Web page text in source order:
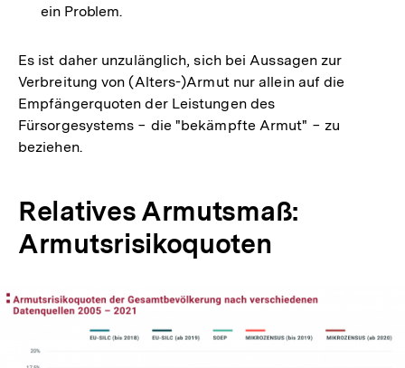
ein Problem.
Es ist daher unzulänglich, sich bei Aussagen zur
Verbreitung von (Alters-)Armut nur allein auf die
Empfängerquoten der Leistungen des
Fürsorgesystems − die "bekämpfte Armut" − zu
beziehen.
Relatives Armutsmaß:
Armutsrisikoquoten